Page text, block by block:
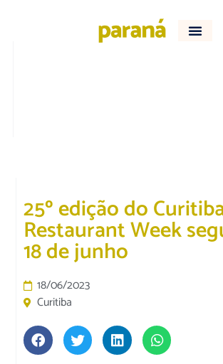
25º edição do
Restaurant Week
18 de junho
18/06/2023
Curitiba